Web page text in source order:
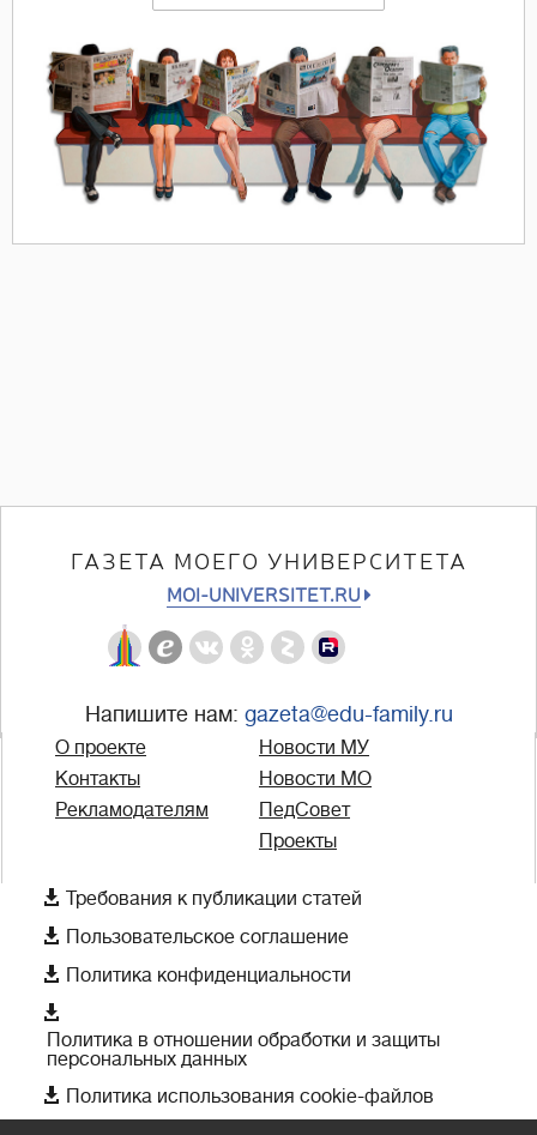
ГАЗЕТА МОЕГО УНИВЕРСИТЕТА
MOI-UNIVERSITET.RU
Напишите нам: gazeta@edu-family.ru
О проекте
Контакты
Рекламодателям
Новости МУ
Новости МО
ПедСовет
Проекты
 Требования к публикации статей
 Пользовательское соглашение
 Политика конфиденциальности

Политика в отношении обработки и защиты
персональных данных
 Политика использования cookie-файлов